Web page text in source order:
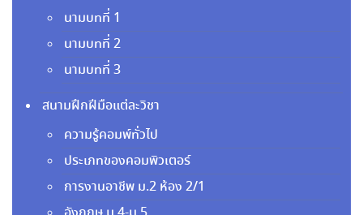
นามบทที่ 1
นามบทที่ 2
นามบทที่ 3
สนามฝึกฝีมือแต่ละวิชา
ความรู้คอมพ์ทั่วไป
ประเภทของคอมพิวเตอร์
การงานอาชีพ ม.2 ห้อง 2/1